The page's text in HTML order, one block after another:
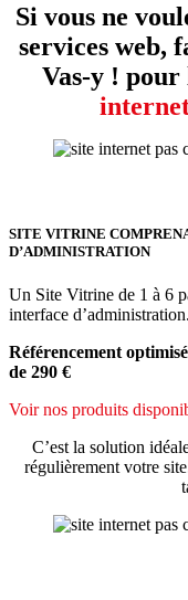
Si vous ne
services web,
Vas-y !
SITE VITRINE
D’ADMINISTRATION
Un Site Vitrine de 1 à 6
interface d’administration.
Référencement
de 290 €
Voir nos produits
C’est la solution
régulièrement votre